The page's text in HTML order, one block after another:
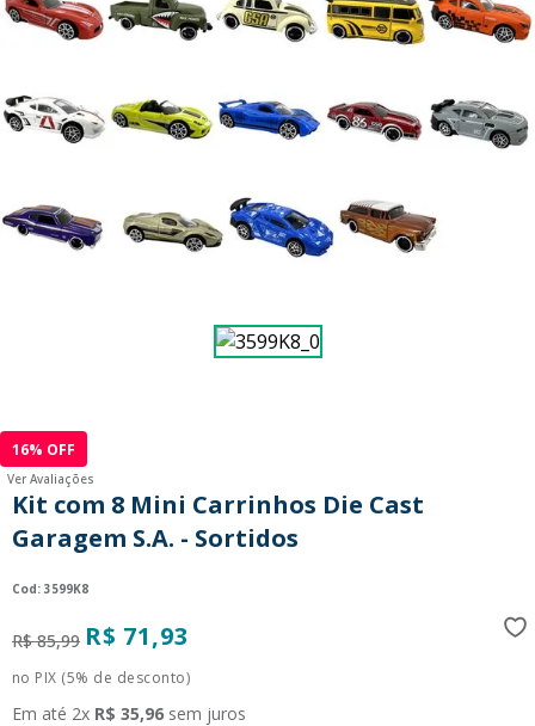
16% OFF
Ver Avaliações
Kit com 8 Mini Carrinhos Die Cast
Garagem S.A. - Sortidos
: 3599K8
R$ 85,99 R$ 71,93
no PIX (5% de desconto)
Em até 2x R$ 35,96 sem juros
9º
guerreiras kpop